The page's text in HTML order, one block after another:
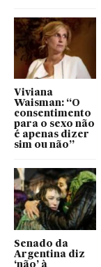
Viviana
Waisman: “O
consentimento
para o sexo não
é apenas dizer
sim ou não”
Senado da
Argentina diz
‘não’ à